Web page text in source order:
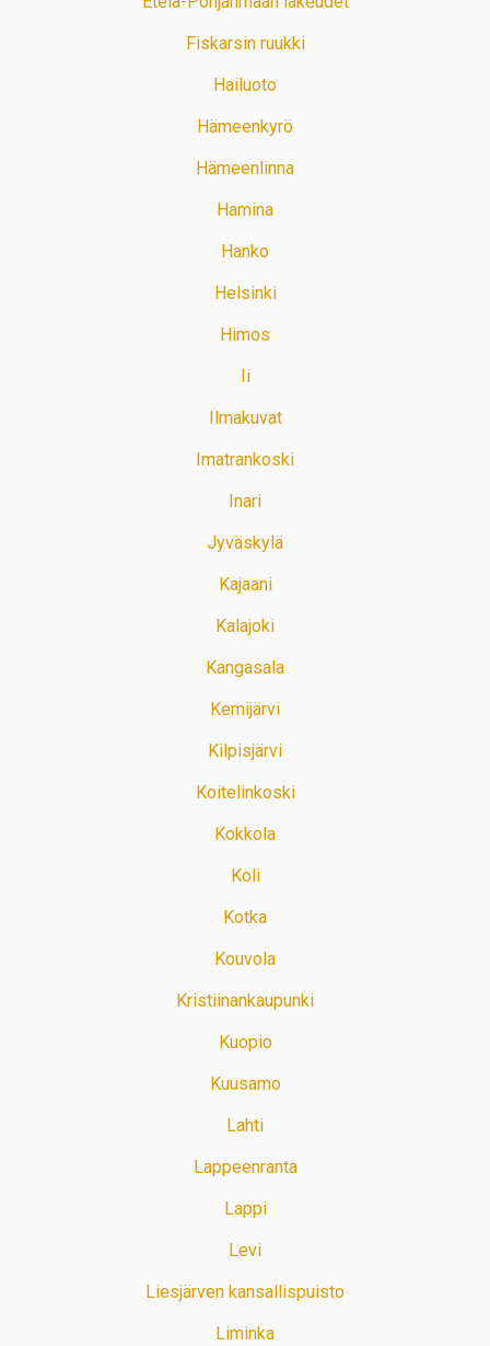
Fiskarsin ruukki
Hailuoto
Hämeenkyrö
Hämeenlinna
Hamina
Hanko
Helsinki
Himos
Ii
Ilmakuvat
Imatrankoski
Inari
Jyväskylä
Kajaani
Kalajoki
Kangasala
Kemijärvi
Kilpisjärvi
Koitelinkoski
Kokkola
Koli
Kotka
Kouvola
Kristiinankaupunki
Kuopio
Kuusamo
Lahti
Lappeenranta
Lappi
Levi
Liesjärven kansallispuisto
Liminka